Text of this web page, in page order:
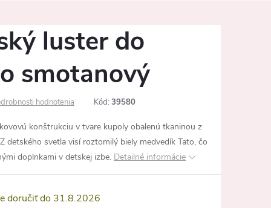
luster do
smotanový
hodnotenia Kód: 39580
konštrukciu v tvare kupoly obalenú tkaninou z
detského svetla visí roztomilý biely medvedík Tato, čo
doplnkami v detskej izbe. Detailné informácie
31.8.2026